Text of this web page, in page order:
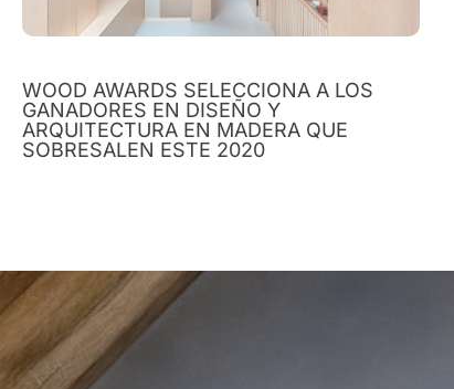
WOOD AWARDS SELECCIONA A LOS
GANADORES EN DISEÑO Y
ARQUITECTURA EN MADERA QUE
SOBRESALEN ESTE 2020